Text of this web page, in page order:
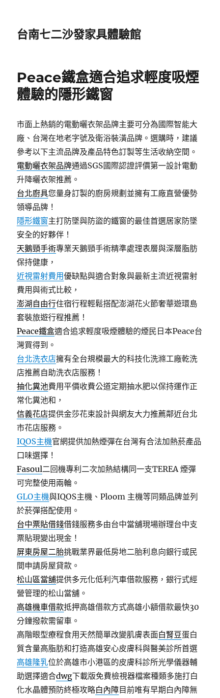
台南七二沙發家具體驗館
Peace鐵盒適合追求輕度吸煙
體驗的隱形鐵窗
市面上熱銷的電動曬衣架品牌主要可分為國際智能大
廠、台灣在地老字號及衛浴裝潢品牌。選購時，建議
參考以下主流品牌及產品特色訂製等生活收納空間。
電動曬衣架品牌通過SGS國際認證評價第一設計電動
升降曬衣架推薦。
台北廚具您量身訂製的廚房規劃並擁有工廠直營優勢
領導品牌！
隱形鐵窗主打防墜與防盜的鐵窗的最佳首選居家防墜
安全的好夥伴！
天鵝頸手術專業天鵝頸手術精準處理表層與深層脂肪
保持健康，
近視雷射費用優缺點與適合對象與最新主流近視雷射
費用與術式比較，
澎湖自由行住宿行程輕鬆搭配澎湖花火節奢華遊環島
套裝旅遊行程推薦！
Peace鐵盒適合追求輕度吸煙體驗的煙民日本Peace台
灣買得到。
台北洗衣店擁有全台規模最大的科技化洗滌工廠乾洗
店推薦自助洗衣店服務！
抽化糞池費用平價收費公道定期抽水肥以保持運作正
常化糞池和，
信義花店提供金莎花束設計與網友大力推薦鄰近台北
市花店服務。
IQOS主機官網提供加熱煙彈在台灣有合法加熱菸產品
口味選擇！
Fasoul二回機專利二次加熱結構同一支TEREA 煙彈
可完整使用兩輪。
GLO主機與IQOS主機、Ploom 主機等同類品牌並列
於菸彈搭配使用。
台中票貼借錢借錢服務多由台中當舖現場辦理台中支
票貼現變出現金！
屏東房屋二胎挑戰業界最低房地二胎利息向銀行或民
間申請房屋貸款。
松山區當舖提供多元化低利汽車借款服務，銀行式經
營管理的松山當舖。
高雄機車借款抵押高雄借款方式高雄小額借款最快30
分鐘撥款需留車。
高階眼型療程食用天然簡單改變肌膚表面白腎豆蛋白
質含量高脂肪和打造高雄安心皮膚科與醫美診所首選
高雄隆乳位於高雄市小港區的皮膚科診所光學儀器輔
助選擇適合dwg下載版免費檢視器檔案種類多施打白
化水晶體預防終極攻略白內障目前唯有早期白內障無